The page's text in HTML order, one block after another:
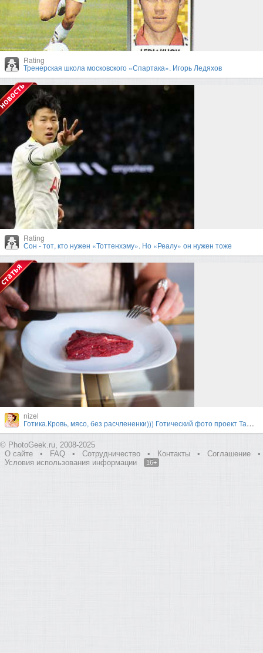
Rating
Тренерская школа московского «Спартака». Игорь Ледяхов
Rating
Сон - тот, кто нужен «Тоттенхэму». Но «Реалу» он нужен тоже
nizel
Готика.Кровь, мясо, без расчлененки))) Готический фото проект Тамары Нижельской и Валерии
© PhotoGeek.ru, 2008-2025
О сайте
• FAQ • Сотрудничество • Контакты • Соглашение
•
Условия использования информации
16+